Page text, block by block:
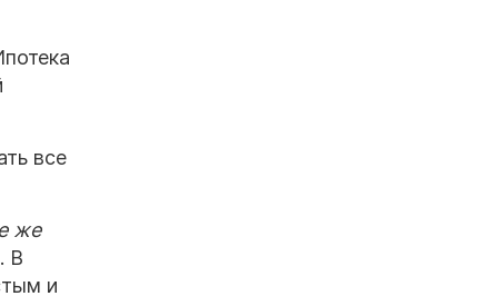
все
же
В
и